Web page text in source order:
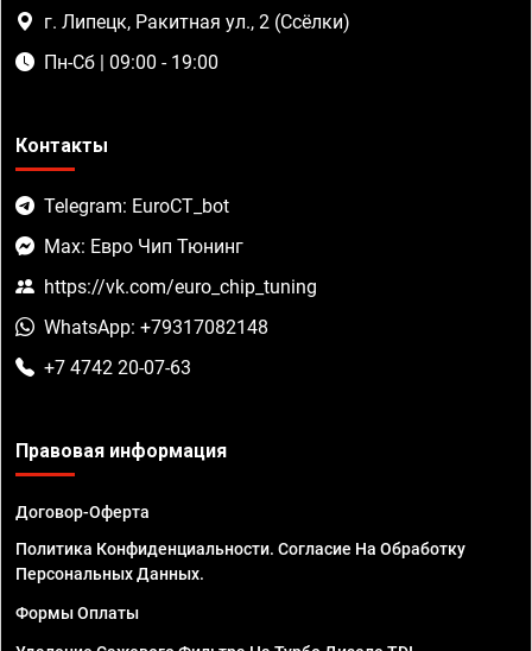
г. Липецк, Ракитная ул., 2 (Ссёлки)
Пн-Сб | 09:00 - 19:00
Контакты
Telegram: EuroCT_bot
Max: Евро Чип Тюнинг
https://vk.com/euro_chip_tuning
WhatsApp: +79317082148
+7 4742 20-07-63
Правовая информация
Договор-Оферта
Политика Конфиденциальности. Согласие На Обработку
Персональных Данных.
Формы Оплаты